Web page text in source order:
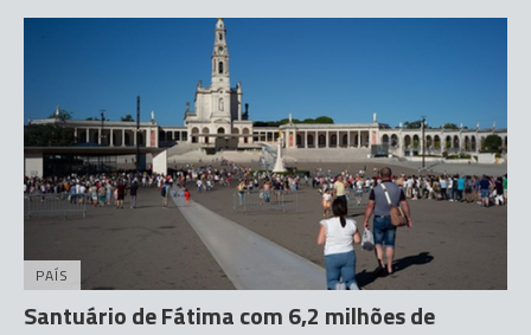
PAÍS
Santuário de Fátima com 6,2 milhões de